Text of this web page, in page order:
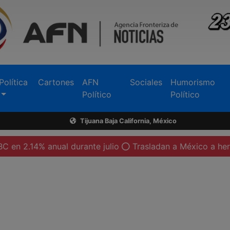
Política Cartones
AFN
Político
Sociales
Humorismo
Político
Tijuana Baja California, México
durante julio Trasladan a México a heridos por